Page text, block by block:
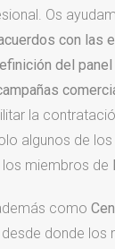
Os
con las
del
la
algunos de
miembros de
como
desde donde los